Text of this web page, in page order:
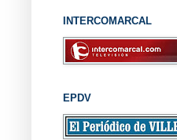
INTERCOMARCAL
EPDV